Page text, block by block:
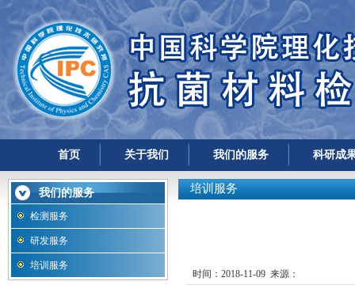
首页 关于我们 我们的服务 科研成
我们的服务
检测服务
研发服务
培训服务
培训服务
时间：2018-11-09 来源：